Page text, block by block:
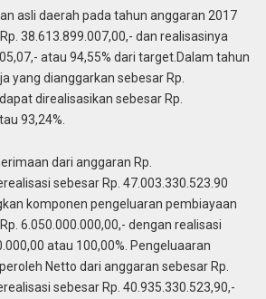
asli daerah pada tahun anggaran 2017
38.613.899.007,00,- dan realisasinya
atau 94,55% dari target.Dalam tahun
yang dianggarkan sebesar Rp.
direalisasikan sebesar Rp.
93,24%.
dari anggaran Rp.
sebesar Rp. 47.003.330.523.90
komponen pengeluaran pembiayaan
6.050.000.000,00,- dengan realisasi
atau 100,00%. Pengeluaaran
Netto dari anggaran sebesar Rp.
sebesar Rp. 40.935.330.523,90,-